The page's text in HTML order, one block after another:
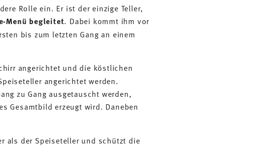
Rolle ein. Er ist der einzige Teller,
Menü begleitet. Dabei kommt ihm vor
bis zum letzten Gang an einem
angerichtet und die köstlichen
angerichtet werden.
zu Gang ausgetauscht werden,
Gesamtbild erzeugt wird. Daneben
als der Speiseteller und schützt die